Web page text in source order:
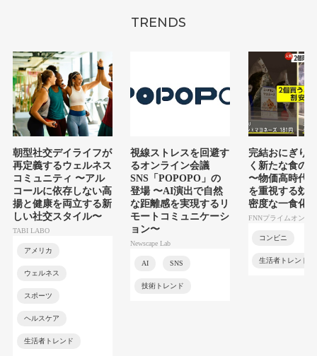
TRENDS
朝型社交デイライフが
再定義するウェルネス
コミュニティ 〜アル
コールに依存しない高
揚と健康を両立する新
しい社交スタイル〜
TABI LABO
アメリカ
ウェルネス
スポーツ
ヘルスケア
生活者トレンド
視線ストレスを回避す
るオンライン会議
SNS「POPOPO」の
登場 〜AI演出で自然
な距離感を実現するリ
モートコミュニケーシ
ョン〜
Newscape Lab
AI SNS
技術トレンド
完結おにぎり
く新たな食の
〜物価高時代
を重視する効
密度な一食化〜
FNNプライムオンラ
コンビニ
生活者トレンド